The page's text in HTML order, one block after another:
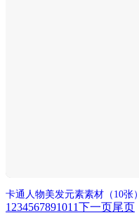
卡通人物美发元素素材 （10张）
1 234567891011下一页尾页